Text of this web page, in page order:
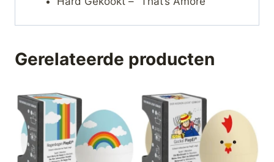
Gerelateerde producten